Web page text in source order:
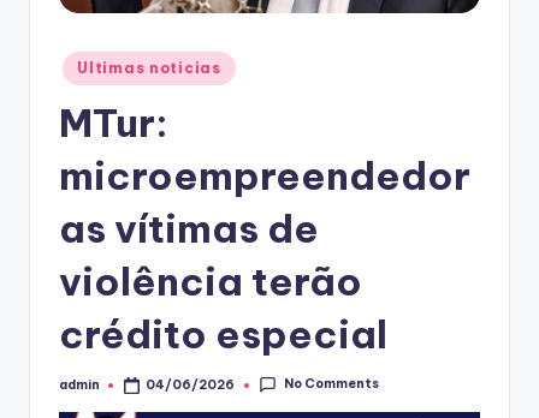
Posted
in
Ultimas noticias
MTur:
microempreendedor
as vítimas de
violência terão
crédito especial
Posted
admin 04/06/2026 No Comments